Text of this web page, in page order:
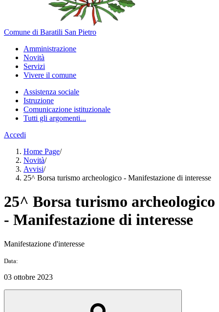
Comune di Baratili San Pietro
Amministrazione
Novità
Servizi
Vivere il comune
Assistenza sociale
Istruzione
Comunicazione istituzionale
Tutti gli argomenti...
Accedi
Home Page/
Novità/
Avvisi/
25^ Borsa turismo archeologico - Manifestazione di interesse
25^ Borsa turismo archeologico
- Manifestazione di interesse
Manifestazione d'interesse
Data:
03 ottobre 2023